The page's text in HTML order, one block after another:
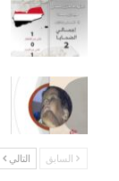
السابق التالي